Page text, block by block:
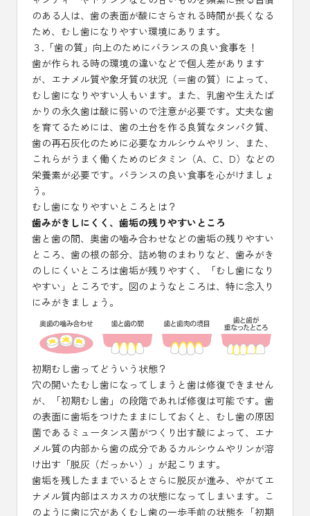
のある人は、歯の表面が酸にさらされる時間が長くなる
ため、むし歯になりやすい環境にあります。
３.「歯の質」向上のためにバランスの良い食事を！
歯が作られる時の環境の違いなどで個人差があります
が、エナメル質や象牙質の状況（＝歯の質）によって、
むし歯になりやすい人もいます。また、乳歯や生えたば
かりの永久歯は酸に弱いので注意が必要です。丈夫な歯
を育てるためには、歯の土台を作る良質なタンパク質、
歯の再石灰化のために必要なカルシウムやリン、また、
これらがうまく働くためのビタミン（A、C、D）などの
栄養素が必要です。バランスの良い食事を心がけましょ
う。
むし歯になりやすいところとは？
歯みがきしにくく、歯垢の残りやすいところ
歯と歯の間、奥歯の噛み合わせなどの歯垢の残りやすい
ところ、歯の根の部分、詰め物のまわりなど、歯みがき
のしにくいところは歯垢が残りやすく、「むし歯になり
やすい」ところです。図のようなところは、特に念入り
にみがきましょう。
初期むし歯ってどういう状態？
穴の開いたむし歯になってしまうと歯は修復できません
が、「初期むし歯」の段階であれば修復は可能です。歯
の表面に歯垢をつけたままにしておくと、むし歯の原因
菌であるミュータンス菌がつくり出す酸によって、エナ
メル質の内部から歯の成分であるカルシウムやリンが溶
け出す「脱灰（だっかい）」が起こります。
歯垢を残したままでいるとさらに脱灰が進み、やがてエ
ナメル質内部はスカスカの状態になってしまいます。こ
のように歯に穴があくむし歯の一歩手前の状態を「初期